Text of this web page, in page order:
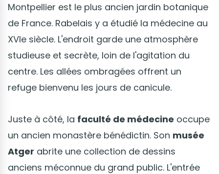
Montpellier est le plus ancien jardin botanique
de France. Rabelais y a étudié la médecine au
XVIe siècle. L'endroit garde une atmosphère
studieuse et secrète, loin de l'agitation du
centre. Les allées ombragées offrent un
refuge bienvenu les jours de canicule.
Juste à côté, la faculté de médecine occupe
un ancien monastère bénédictin. Son musée
Atger abrite une collection de dessins
anciens méconnue du grand public. L'entrée